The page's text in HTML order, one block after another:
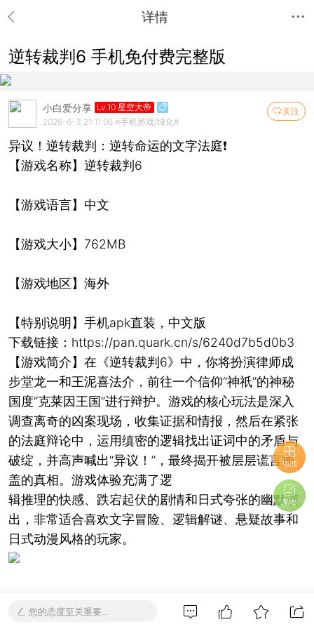
详情
逆转裁判6 手机免付费完整版
关注
小白爱分享 Lv.10 星空大帝
2026-6-3 21:11:06 #手机游戏/绿化#
异议！逆转裁判：逆转命运的文字法庭❗️
【游戏名称】逆转裁判6
【游戏语言】中文
【游戏大小】762MB
【游戏地区】海外
【特别说明】手机apk直装，中文版
下载链接：https://pan.quark.cn/s/6240d7b5d0b3
【游戏简介】在《逆转裁判6》中，你将扮演律师成
步堂龙一和王泥喜法介，前往一个信仰“神祇”的神秘
国度“克莱因王国”进行辩护。游戏的核心玩法是深入
调查离奇的凶案现场，收集证据和情报，然后在紧张
的法庭辩论中，运用缜密的逻辑找出证词中的矛盾与
破绽，并高声喊出“异议！”，最终揭开被层层谎言掩
盖的真相。游戏体验充满了逻
辑推理的快感、跌宕起伏的剧情和日式夸张的幽默演
出，非常适合喜欢文字冒险、逻辑解谜、悬疑故事和
日式动漫风格的玩家。
您的态度至关重要...
功能
发布